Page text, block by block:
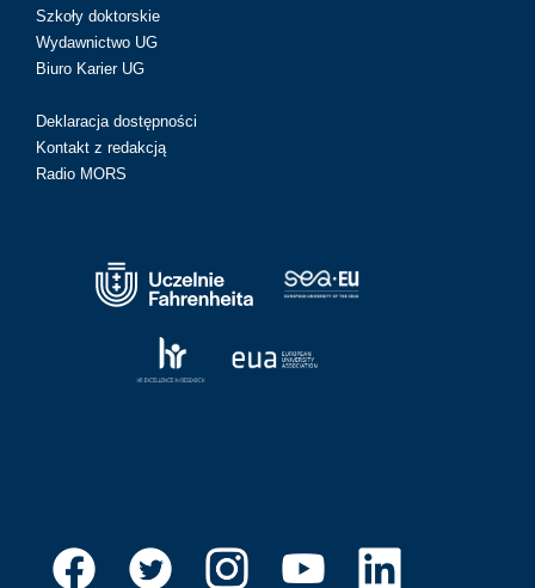
Szkoły doktorskie
Wydawnictwo UG
Biuro Karier UG
Deklaracja dostępności
Kontakt z redakcją
Radio MORS